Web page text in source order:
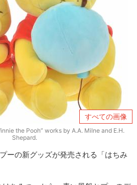
すべての画像
the Pooh” works by A.A. Milne and E.H.
Shepard.
ーの新グッズが発売される「はちみ